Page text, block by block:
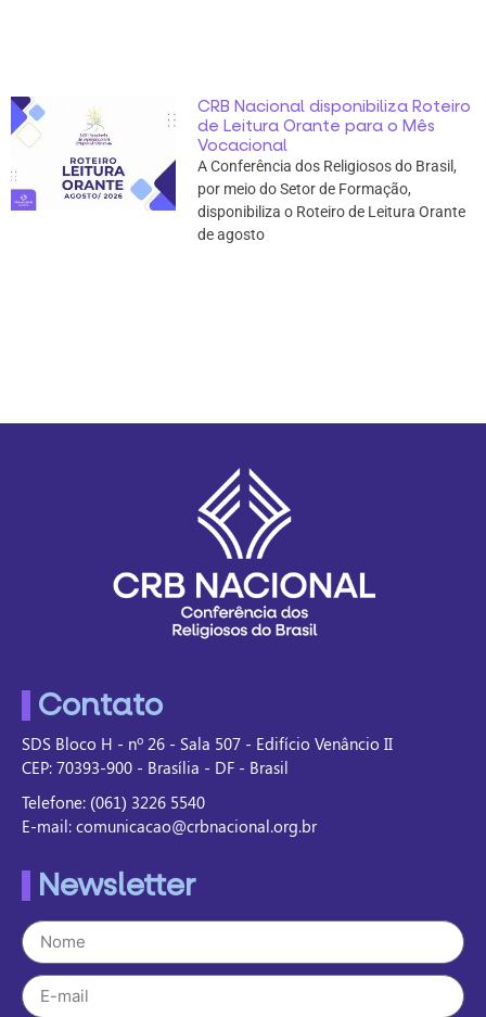
CRB Nacional disponibiliza Roteiro
de Leitura Orante para o Mês
Vocacional
A Conferência dos Religiosos do Brasil,
por meio do Setor de Formação,
disponibiliza o Roteiro de Leitura Orante
de agosto
Contato
SDS Bloco H - nº 26 - Sala 507 - Edifício Venâncio II
CEP: 70393-900 - Brasília - DF - Brasil
Telefone: (061) 3226 5540
E-mail: comunicacao@crbnacional.org.br
Newsletter